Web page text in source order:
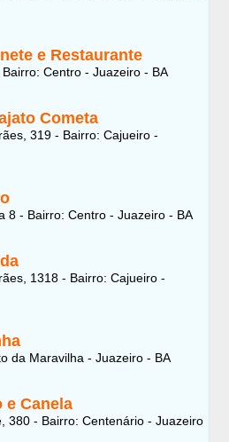
e Restaurante
Centro - Juazeiro - BA
Cometa
319 - Bairro: Cajueiro -
8 - Bairro: Centro - Juazeiro - BA
1318 - Bairro: Cajueiro -
da Maravilha - Juazeiro - BA
e Canela
380 - Bairro: Centenário - Juazeiro